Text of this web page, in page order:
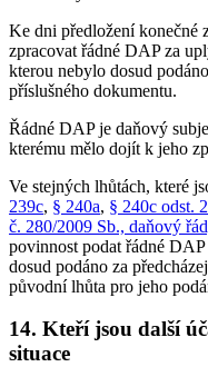
Ke dni předložení konečné
zpracovat řádné DAP za
kterou nebylo dosud
příslušného dokumentu.
Řádné DAP je daňový
kterému mělo dojít k jeho
Ve stejných lhůtách, které
239c, § 240a, § 240c odst.
č. 280/2009 Sb., daňový
povinnost podat řádné
dosud podáno za
původní lhůta pro jeho
14. Kteří jsou další
situace